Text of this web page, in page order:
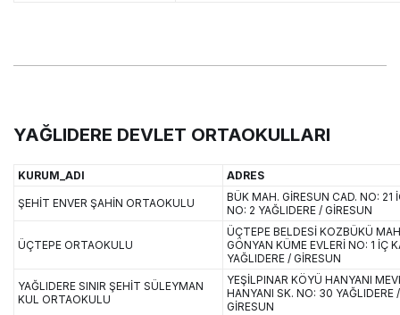
YAĞLIDERE DEVLET ORTAOKULLARI
KURUM_ADI ADRES
ŞEHİT ENVER ŞAHİN ORTAOKULU
BÜK MAH. GİRESUN CAD. NO: 21
NO: 2 YAĞLIDERE / GİRESUN
ÜÇTEPE ORTAOKULU
ÜÇTEPE BELDESİ KOZBÜKÜ
GÖNYAN KÜME EVLERİ NO: 1 İÇ
YAĞLIDERE / GİRESUN
YAĞLIDERE SINIR ŞEHİT SÜLEYMAN
KUL ORTAOKULU
YEŞİLPINAR KÖYÜ HANYANI
HANYANI SK. NO: 30 YAĞLIDERE /
GİRESUN